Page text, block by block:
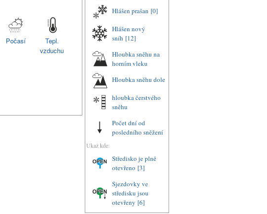
Tepl.
vzduchu
Počasí
Hlášen prašan [0]
Hlášen nový
sníh [12]
Hloubka sněhu na
horním vleku
Hloubka sněhu dole
hloubka čerstvého
sněhu
Počet dní od
posledního sněžení
Ukaž kde:
Středisko je plně
otevřeno [3]
Sjezdovky ve
středisku jsou
otevřeny [6]